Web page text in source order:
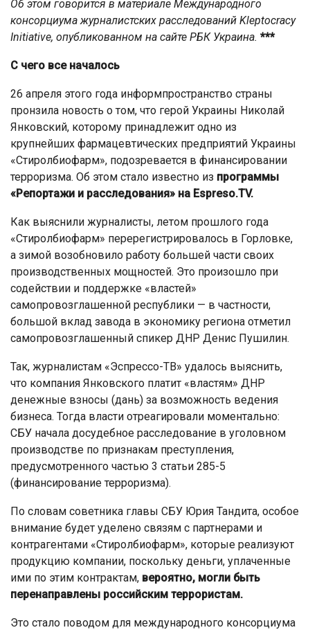
Об этом говорится в материале Международного
консорциума журналистских расследований Kleptocracy
Initiativе, опубликованном на сайте РБК Украина. ***
С чего все началось
26 апреля этого года информпространство страны
пронзила новость о том, что герой Украины Николай
Янковский, которому принадлежит одно из
крупнейших фармацевтических предприятий Украины
«Стиролбиофарм», подозревается в финансировании
терроризма. Об этом стало известно из программы
«Репортажи и расследования» на Espreso.TV.
Как выяснили журналисты, летом прошлого года
«Стиролбиофарм» перерегистрировалось в Горловке,
а зимой возобновило работу большей части своих
производственных мощностей. Это произошло при
содействии и поддержке «властей»
самопровозглашенной республики — в частности,
большой вклад завода в экономику региона отметил
самопровозглашенный спикер ДНР Денис Пушилин.
Так, журналистам «Эспрессо-ТВ» удалось выяснить,
что компания Янковского платит «властям» ДНР
денежные взносы (дань) за возможность ведения
бизнеса. Тогда власти отреагировали моментально:
СБУ начала досудебное расследование в уголовном
производстве по признакам преступления,
предусмотренного частью 3 статьи 285-5
(финансирование терроризма).
По словам советника главы СБУ Юрия Тандита, особое
внимание будет уделено связям с партнерами и
контрагентами «Стиролбиофарм», которые реализуют
продукцию компании, поскольку деньги, уплаченные
ими по этим контрактам, вероятно, могли быть
перенаправлены российским террористам.
Это стало поводом для международного консорциума